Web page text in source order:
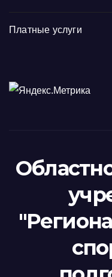
Платные услуги